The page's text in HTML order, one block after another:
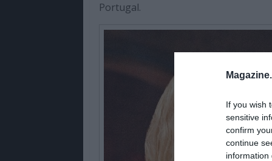
If you wish
sensitive
confirm
continue
information
Portugal.